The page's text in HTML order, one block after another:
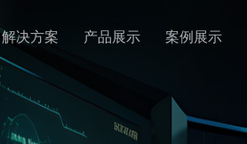
解决方案 产品展示 案例展示